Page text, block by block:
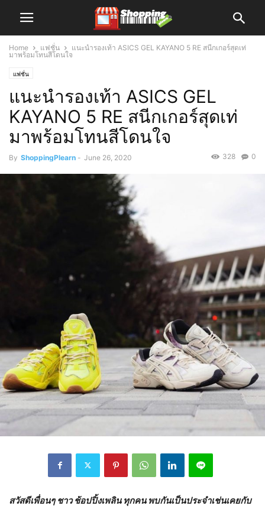
Home แฟชั่น
แนะนำรองเท้า ASICS GEL KAYANO 5 RE สนีกเกอร์สุดเท่
มาพร้อมโทนสีโดนใจ
แฟชั่น
แนะนำรองเท้า ASICS GEL
KAYANO 5 RE สนีกเกอร์สุดเท่
มาพร้อมโทนสีโดนใจ
By ShoppingPlearn - June 26, 2020 0
328
สวัสดีเพื่อนๆ ชาว ช้อปปิ้งเพลิน ทุกคน พบกันเป็นประจำเช่นเคยกับ